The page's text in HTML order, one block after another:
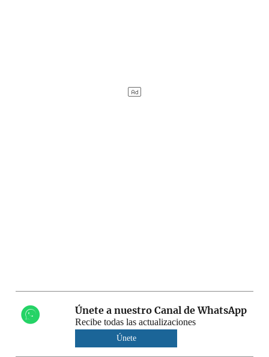
Únete a nuestro Canal de WhatsApp
Recibe todas las actualizaciones
Únete